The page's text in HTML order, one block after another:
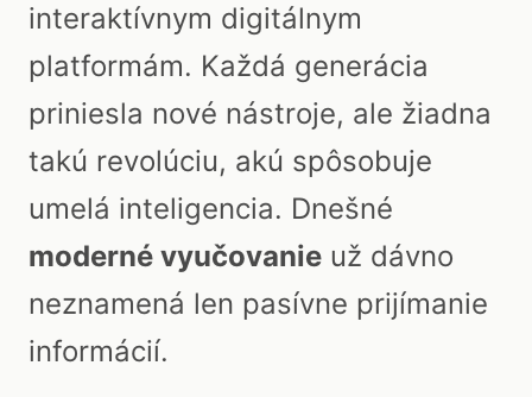
interaktívnym digitálnym
platformám. Každá generácia
priniesla nové nástroje, ale žiadna
takú revolúciu, akú spôsobuje
umelá inteligencia. Dnešné
moderné vyučovanie už dávno
neznamená len pasívne prijímanie
informácií.